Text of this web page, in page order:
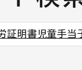
証明書児童手当